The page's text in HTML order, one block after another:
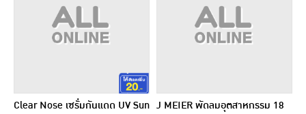
Clear Nose เซรั่มกันแดด UV Sun J MEIER พัดลมอุตสาหกรรม 18